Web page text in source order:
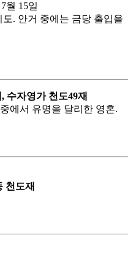
월 15일
. 안거 중에는 금당 출입을
수자영가 천도49재
에서 유명을 달리한 영혼.
천도재